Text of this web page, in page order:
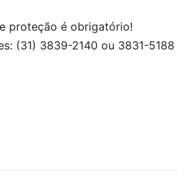
proteção é obrigatório!
(31) 3839-2140 ou 3831-5188